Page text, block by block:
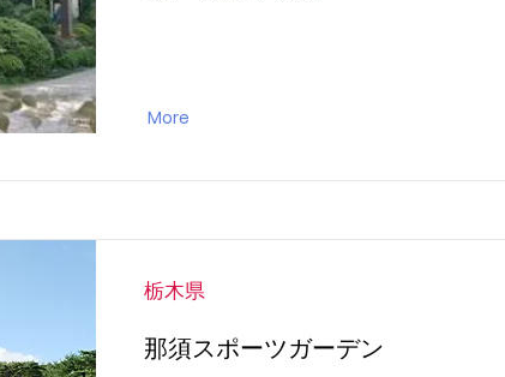
More
栃木県
那須スポーツガーデン